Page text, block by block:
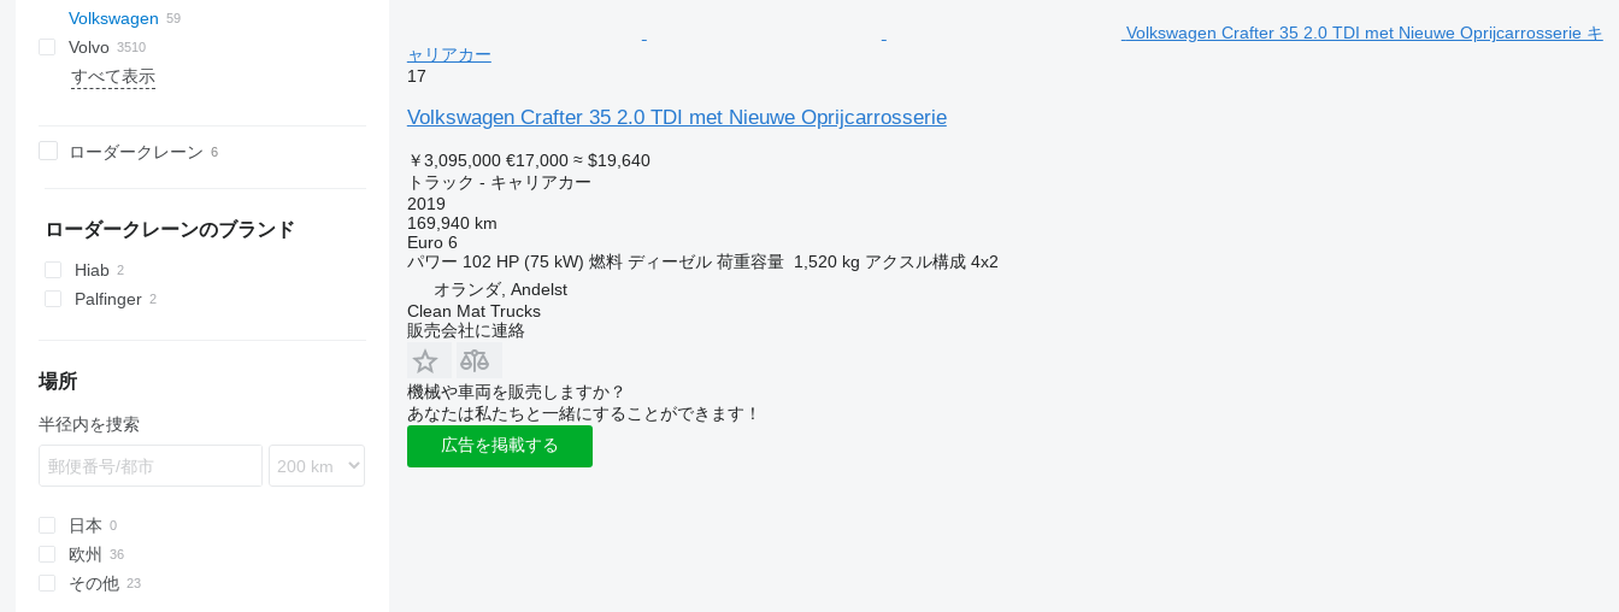
XD
XF
XG
F-series
Ka
L-series
5312
Eurotech
Eurotrakker
Magirus
T-Way
Turbo Daily
X-Way
7400
7600
WorkStar
Forward
M-Series
NKR
NQR
6520
43101
45142
55111
65115
6510
150 series
151 series
F90
KAT
L2000
TGA
TGL
TGS
TGX
5340
551605
630305
Antos
Arocs
Atego
Econic
LK
S-Class
SK
Vario
Zetros
eActros
D-series
TREMO
Atleon
Cabstar
NT
378
567
D-series
D Wide
G-series
Magnum
Mascott
Maxity
Midliner
TRM
Century
G-series
K-series
P-series
S-series
SKI
F2000
F3000
H3000
X3000
X6000
371
375
380
NX
T7H
E-series
C5H
C7H
G5
266
L7500
LT
12M18
18S
19S
1491
148
163
813
Phoenix
BC
FL
FM
TA
Dyna
Hiace
Hino
ToyoAce
375
4320
Volkswagen
Constellation
Crafter
Crafter 35
Volvo
A-series
FE
FL
FMX
L-series
Terberg
VM
DV
DW
4900
XG
131
4331
433362
706
すべて表示
ローダークレーン
ローダークレーンのブランド
Hiab
Palfinger
場所
半径内を捜索
日本
欧州
オランダ
その他
Volkswagen Crafter 35 2.0 TDI met Nieuwe Oprijcarrosserie キ
ャリアカー
17
Volkswagen Crafter 35 2.0 TDI met Nieuwe Oprijcarrosserie
￥3,095,000 €17,000 ≈ $19,640
トラック - キャリアカー
2019
169,940 km
Euro 6
パワー 102 HP (75 kW) 燃料 ディーゼル 荷重容量 1,520 kg アクスル構成 4x2
オランダ, Andelst
Clean Mat Trucks
販売会社に連絡
機械や車両を販売しますか？
あなたは私たちと一緒にすることができます！
広告を掲載する